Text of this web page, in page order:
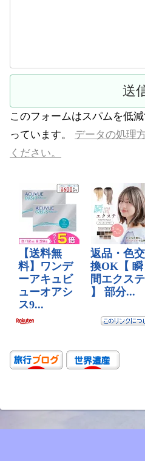
このフォームはスパムを低
っています。 データの処理
ください。